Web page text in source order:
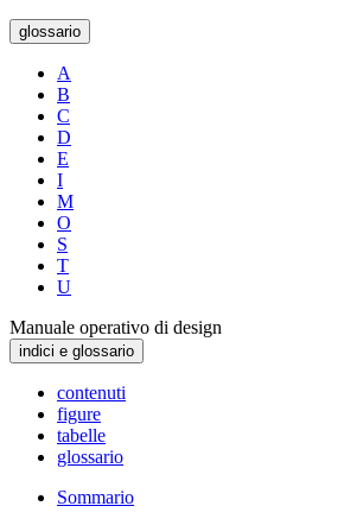
glossario
A
B
C
D
E
I
M
O
S
T
U
Manuale operativo di design
indici e glossario
contenuti
figure
tabelle
glossario
Sommario